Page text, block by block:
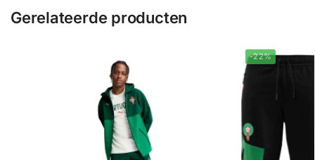
Gerelateerde producten
-22%